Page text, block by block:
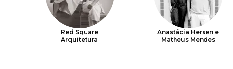
Red Square
Arquitetura
Anastácia Hersen e
Matheus Mendes